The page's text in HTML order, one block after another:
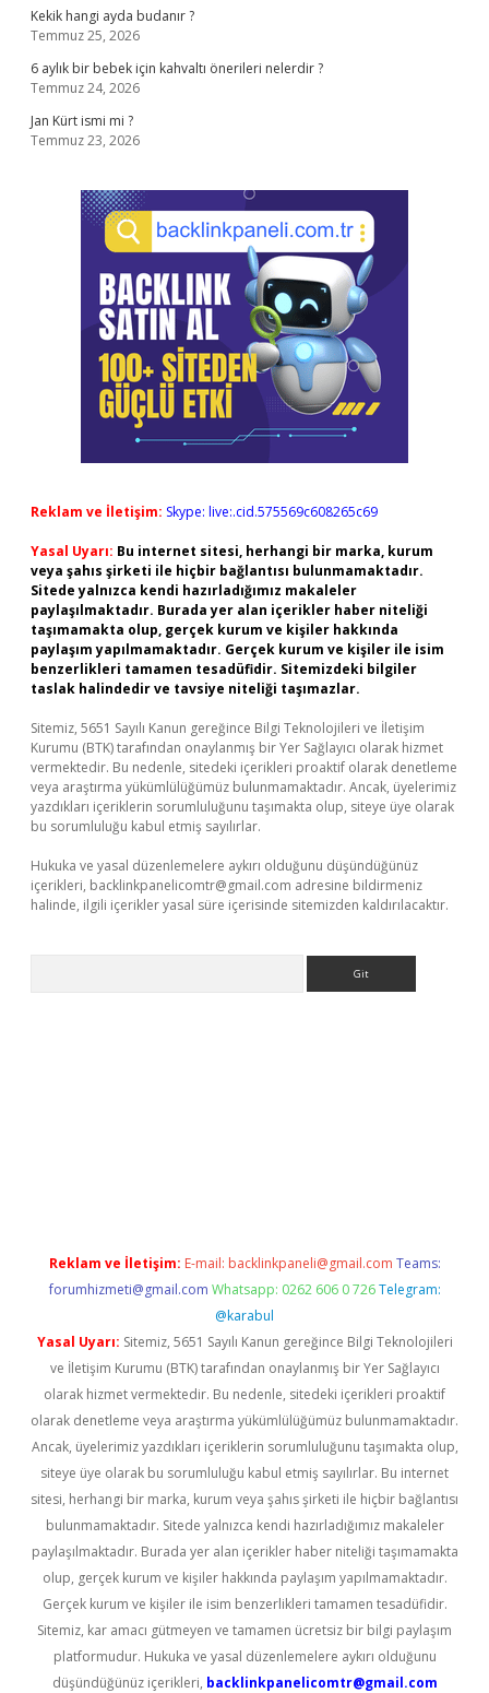
Kekik hangi ayda budanır ?
Temmuz 25, 2026
6 aylık bir bebek için kahvaltı önerileri nelerdir ?
Temmuz 24, 2026
Jan Kürt ismi mi ?
Temmuz 23, 2026
Reklam ve İletişim: Skype: live:.cid.575569c608265c69
Yasal Uyarı: Bu internet sitesi, herhangi bir marka, kurum
veya şahıs şirketi ile hiçbir bağlantısı bulunmamaktadır.
Sitede yalnızca kendi hazırladığımız makaleler
paylaşılmaktadır. Burada yer alan içerikler haber niteliği
taşımamakta olup, gerçek kurum ve kişiler hakkında
paylaşım yapılmamaktadır. Gerçek kurum ve kişiler ile isim
benzerlikleri tamamen tesadüfidir. Sitemizdeki bilgiler
taslak halindedir ve tavsiye niteliği taşımazlar.
Sitemiz, 5651 Sayılı Kanun gereğince Bilgi Teknolojileri ve İletişim
Kurumu (BTK) tarafından onaylanmış bir Yer Sağlayıcı olarak hizmet
vermektedir. Bu nedenle, sitedeki içerikleri proaktif olarak denetleme
veya araştırma yükümlülüğümüz bulunmamaktadır. Ancak, üyelerimiz
yazdıkları içeriklerin sorumluluğunu taşımakta olup, siteye üye olarak
bu sorumluluğu kabul etmiş sayılırlar.
Hukuka ve yasal düzenlemelere aykırı olduğunu düşündüğünüz
içerikleri, backlinkpanelicomtr@gmail.com adresine bildirmeniz
halinde, ilgili içerikler yasal süre içerisinde sitemizden kaldırılacaktır.
Reklam ve İletişim: E-mail: backlinkpaneli@gmail.com Teams:
forumhizmeti@gmail.com Whatsapp: 0262 606 0 726 Telegram:
@karabul
Yasal Uyarı: Sitemiz, 5651 Sayılı Kanun gereğince Bilgi Teknolojileri
ve İletişim Kurumu (BTK) tarafından onaylanmış bir Yer Sağlayıcı
olarak hizmet vermektedir. Bu nedenle, sitedeki içerikleri proaktif
olarak denetleme veya araştırma yükümlülüğümüz bulunmamaktadır.
Ancak, üyelerimiz yazdıkları içeriklerin sorumluluğunu taşımakta olup,
siteye üye olarak bu sorumluluğu kabul etmiş sayılırlar. Bu internet
sitesi, herhangi bir marka, kurum veya şahıs şirketi ile hiçbir bağlantısı
bulunmamaktadır. Sitede yalnızca kendi hazırladığımız makaleler
paylaşılmaktadır. Burada yer alan içerikler haber niteliği taşımamakta
olup, gerçek kurum ve kişiler hakkında paylaşım yapılmamaktadır.
Gerçek kurum ve kişiler ile isim benzerlikleri tamamen tesadüfidir.
Sitemiz, kar amacı gütmeyen ve tamamen ücretsiz bir bilgi paylaşım
platformudur. Hukuka ve yasal düzenlemelere aykırı olduğunu
düşündüğünüz içerikleri, backlinkpanelicomtr@gmail.com